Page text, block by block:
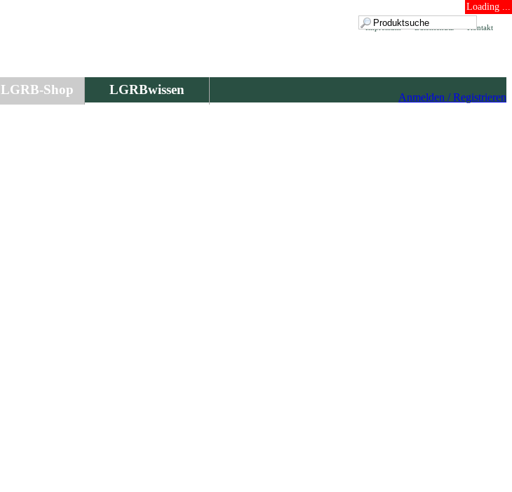
Loading ...
Kontakt
Datenschutz
Impressum
LGRB-Shop LGRBwissen
Anmelden / Registrieren